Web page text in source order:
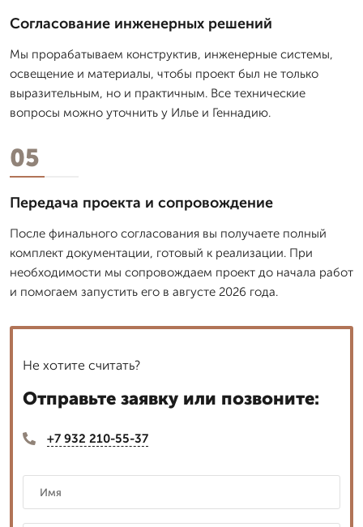
Согласование инженерных решений
Мы прорабатываем конструктив, инженерные системы,
освещение и материалы, чтобы проект был не только
выразительным, но и практичным. Все технические
вопросы можно уточнить у Илье и Геннадию.
05
Передача проекта и сопровождение
После финального согласования вы получаете полный
комплект документации, готовый к реализации. При
необходимости мы сопровождаем проект до начала работ
и помогаем запустить его в августе 2026 года.
Не хотите считать?
Отправьте заявку или позвоните:
+7 932 210-55-37